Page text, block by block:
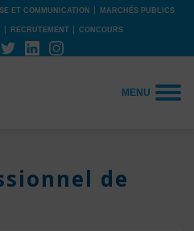
ET COMMUNICATION MARCHÉS PUBLICS
RECRUTEMENT CONCOURS
MENU
de